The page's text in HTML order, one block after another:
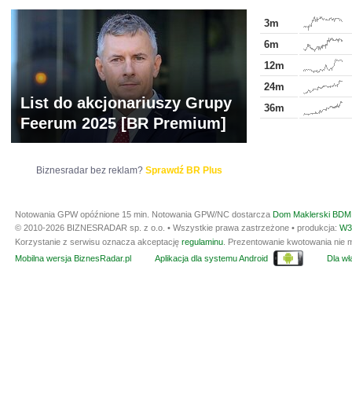
3m
6m
12m
24m
36m
List do akcjonariuszy Grupy
Feerum 2025 [BR Premium]
Biznesradar bez reklam? Sprawdź BR Plus
Notowania GPW opóźnione 15 min. Notowania GPW/NC dostarcza Dom Maklerski
© 2010-2026 BIZNESRADAR sp. z o.o. • Wszystkie prawa zastrzeżone • produkcja:
Korzystanie z serwisu oznacza akceptację regulaminu . Prezentowanie kwotowania
Mobilna wersja BiznesRadar.pl
Aplikacja dla systemu Android Dla